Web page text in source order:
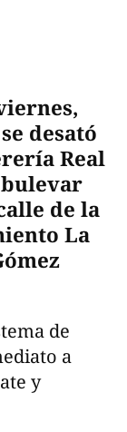
desató
Real
de la
La
de
a
y